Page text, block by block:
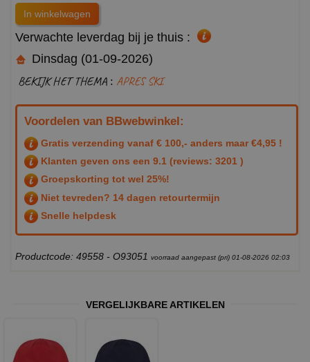
Verwachte leverdag bij je thuis :
Dinsdag (01-09-2026)
BEKIJK HET THEMA : APRES SKI
Voordelen van BBwebwinkel:
Gratis verzending vanaf € 100,- anders maar €4,95 !
Klanten geven ons een 9.1 (reviews: 3201 )
Groepskorting tot wel 25%!
Niet tevreden? 14 dagen retourtermijn
Snelle helpdesk
Productcode: 49558 - O93051 voorraad aangepast (pri) 01-08-2026 02:03
VERGELIJKBARE ARTIKELEN